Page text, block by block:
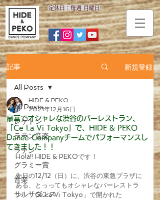
​定休日：毎週 月曜日
記事 新規登録
All Posts
レゲトン
ラテン音楽
ラテン
グラミー賞
音楽
サルサダンス
All Posts
豪華でオシャレな渋谷のバーレストラン、
「Ce La Vi Tokyo」で、HIDE & PEKO
Dance Companyチームでパフォーマンスし
てきました！！
HIDE & PEKO
2021年12月16日
Hola!! HIDE & PEKOです！
先日の12/12（日）に、渋谷の東急プラザに
ある、とっってもオシャレなバーレストラ
ン、「Ce La Vi Tokyo」で開かれた